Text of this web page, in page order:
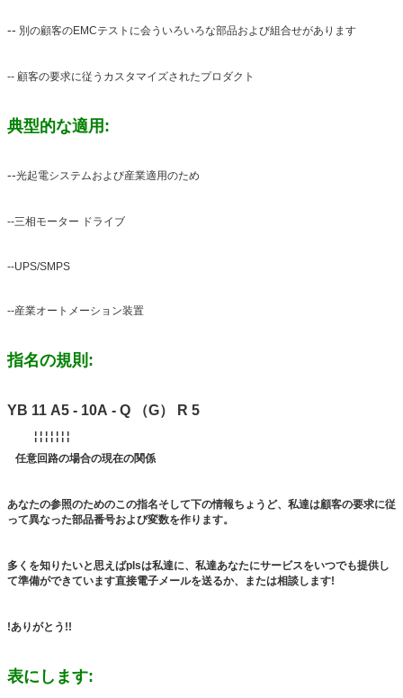
-- 別の顧客のEMCテストに会ういろいろな部品および組合せがあります
-- 顧客の要求に従うカスタマイズされたプロダクト
典型的な適用:
--光起電システムおよび産業適用のため
--三相モーター ドライブ
--UPS/SMPS
--産業オートメーション装置
指名の規則:
YB 11 A5 - 10A - Q （G） R 5
¦ ¦ ¦ ¦ ¦ ¦ ¦
任意回路の場合の現在の関係
あなたの参照のためのこの指名そして下の情報ちょうど、私達は顧客の要求に従
って異なった部品番号および変数を作ります。
多くを知りたいと思えばplsは私達に、私達あなたにサービスをいつでも提供し
て準備ができています直接電子メールを送るか、または相談します!
!ありがとう!!
表にします: